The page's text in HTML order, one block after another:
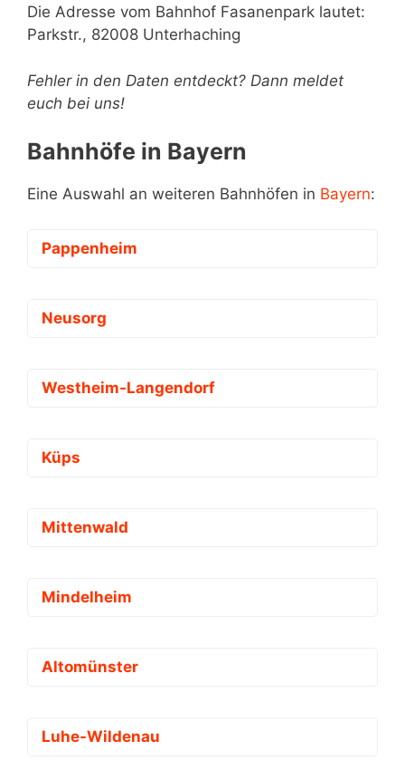
Die Adresse vom Bahnhof Fasanenpark lautet:
Parkstr., 82008 Unterhaching
Fehler in den Daten entdeckt? Dann meldet
euch bei uns!
Bahnhöfe in Bayern
Eine Auswahl an weiteren Bahnhöfen in Bayern:
Pappenheim
Neusorg
Westheim-Langendorf
Küps
Mittenwald
Mindelheim
Altomünster
Luhe-Wildenau